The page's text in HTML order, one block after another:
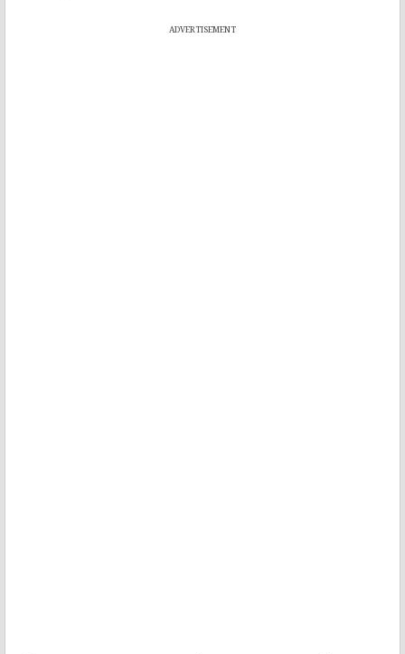
ADVERTISEMENT